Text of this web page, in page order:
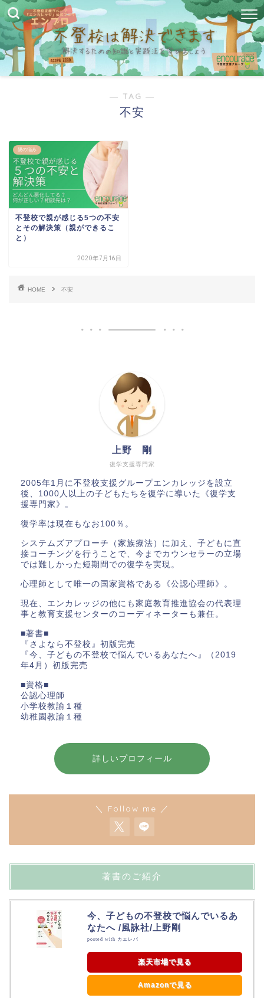
― TAG ―
不安
親の悩み
不登校で親が感じる5つの不安
とその解決策（親ができるこ
と）
2020年7月16日
HOME 不安
復学支援専門家
上野 剛
2005年1月に不登校支援グループエンカレッジを設立
後、1000人以上の子どもたちを復学に導いた《復学支
援専門家》。
復学率は現在もなお100％。
システムズアプローチ（家族療法）に加え、子どもに直
接コーチングを行うことで、今までカウンセラーの立場
では難しかった短期間での復学を実現。
心理師として唯一の国家資格である《公認心理師》。
現在、エンカレッジの他にも家庭教育推進協会の代表理
事と教育支援センターのコーディネーターも兼任。
■著書■
『さよなら不登校』初版完売
『今、子どもの不登校で悩んでいるあなたへ』（2019
年4月）初版完売
■資格■
公認心理師
小学校教諭１種
幼稚園教諭１種
詳しいプロフィール
＼ Follow me ／
著書のご紹介
今、子どもの不登校で悩んでいるあ
なたへ /風詠社/上野剛
posted with カエレバ
楽天市場で見る
Amazonで見る